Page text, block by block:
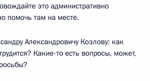
это административно
помочь там на месте.
Александровичу Козлову: как
Какие-то есть вопросы, может,